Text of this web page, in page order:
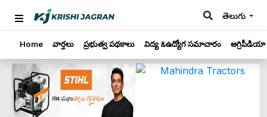
తెలుగు
Home వార్తలు ప్రభుత్వ పథకాలు విద్య &ఉద్యోగ సమాచారం అగ్రిపీడియా